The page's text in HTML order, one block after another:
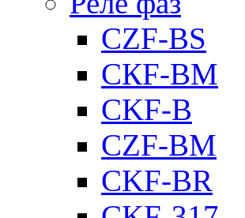
CZF-BS
CКF-BM
CKF-B
CZF-BM
CKF-BR